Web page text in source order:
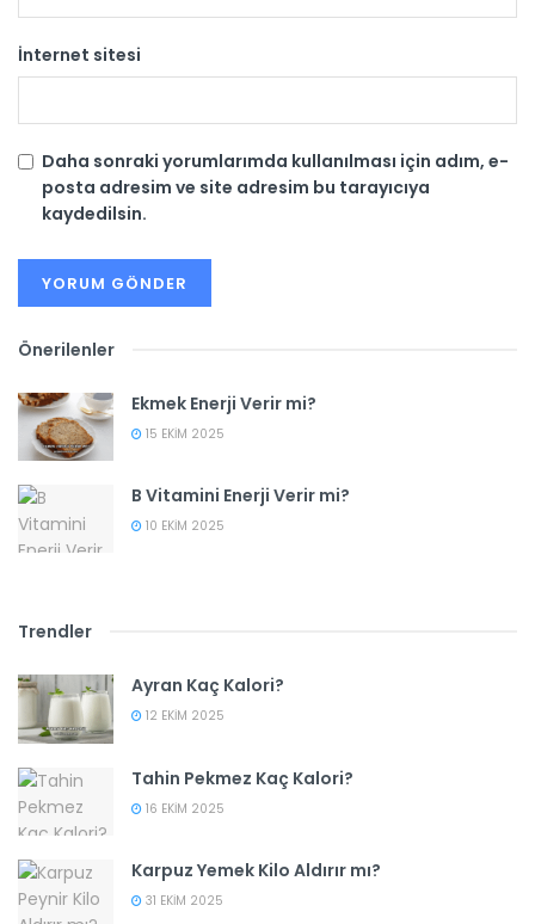
İnternet sitesi
Daha sonraki yorumlarımda kullanılması için adım, e-
posta adresim ve site adresim bu tarayıcıya
kaydedilsin.
Önerilenler
Ekmek Enerji Verir mi?
15 EKIM 2025
B Vitamini Enerji Verir mi?
10 EKIM 2025
Trendler
Ayran Kaç Kalori?
12 EKIM 2025
Tahin Pekmez Kaç Kalori?
16 EKIM 2025
Karpuz Yemek Kilo Aldırır mı?
31 EKIM 2025